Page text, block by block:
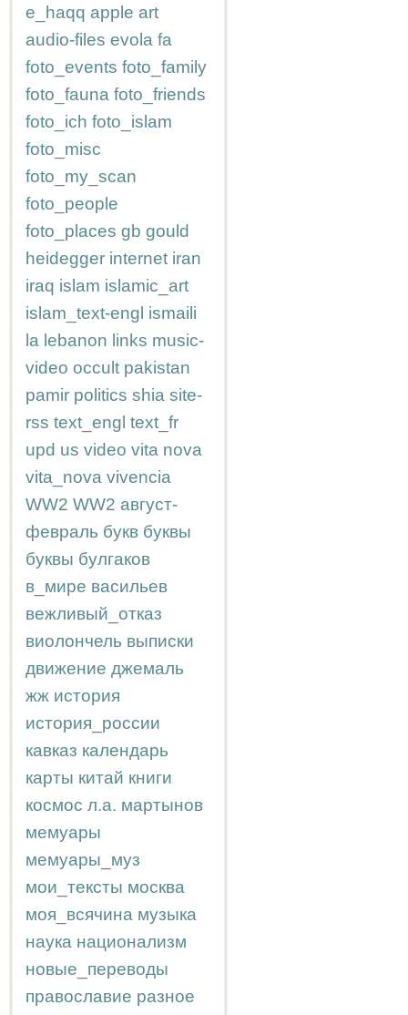
e_haqq apple art
audio-files evola fa
foto_events foto_family
foto_fauna foto_friends
foto_ich foto_islam
foto_misc
foto_my_scan
foto_people
foto_places gb gould
heidegger internet iran
iraq islam islamic_art
islam_text-engl ismaili
la lebanon links music-
video occult pakistan
pamir politics shia site-
rss text_engl text_fr
upd us video vita nova
vita_nova vivencia
WW2 WW2 август-
февраль букв буквы
буквы булгаков
в_мире васильев
вежливый_отказ
виолончель выписки
движение джемаль
жж история
история_россии
кавказ календарь
карты китай книги
космос л.а. мартынов
мемуары
мемуары_муз
мои_тексты москва
моя_всячина музыка
наука национализм
новые_переводы
православие разное